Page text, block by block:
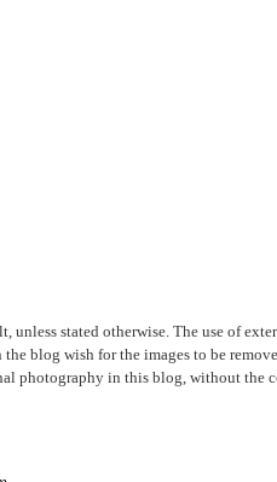
stated otherwise. The use of
blog wish for the images to be
photography in this blog, without the